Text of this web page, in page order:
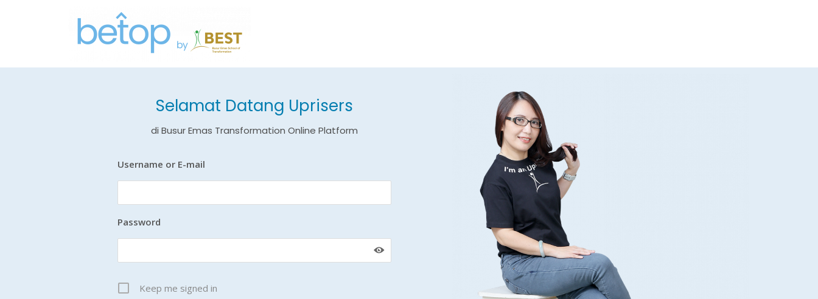
Selamat Datang Uprisers
di Busur Emas Transformation Online Platform
Username or E-mail
Password
Keep me signed in